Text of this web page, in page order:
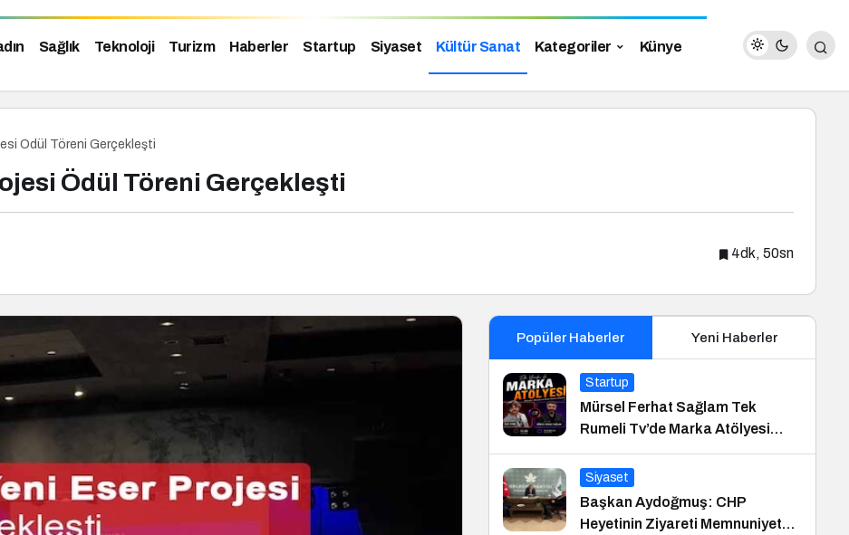
Sağlık Teknoloji Turizm Haberler Startup Siyaset Kültür Sanat Kategoriler Künye
Ödül Töreni Gerçekleşti
Ödül Töreni Gerçekleşti
4dk, 50sn
Popüler Haberler Yeni Haberler
Startup
Mürsel Ferhat Sağlam Tek
Rumeli Tv’de Marka Atölyesi
Programına Konuk Oldu
Siyaset
Başkan Aydoğmuş: CHP
Heyetinin Ziyareti Memnuniyet